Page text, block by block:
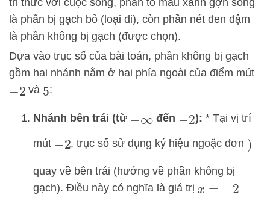
tri thức với cuộc sống, phần tô màu xanh gợn sóng
là phần bị gạch bỏ (loại đi), còn phần nét đen đậm
là phần không bị gạch (được chọn).
Dựa vào trục số của bài toán, phần không bị gạch
gồm hai nhánh nằm ở hai phía ngoài của điểm mút
−2 và 5:
Nhánh bên trái (từ −∞ đến −2): * Tại vị trí
mút −2, trục số sử dụng ký hiệu ngoặc đơn )
quay về bên trái (hướng về phần không bị
gạch). Điều này có nghĩa là giá trị x=− 2